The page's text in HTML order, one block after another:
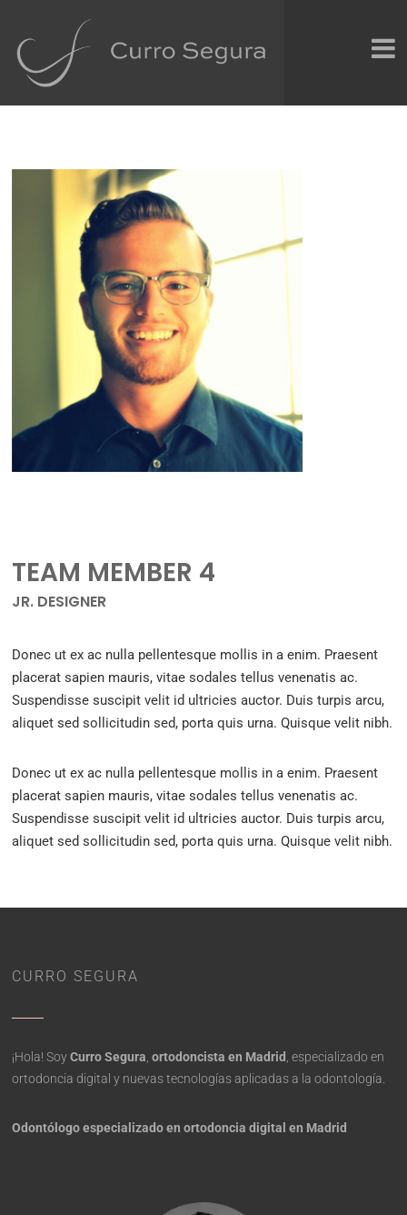
TEAM MEMBER 4
JR. DESIGNER
Donec ut ex ac nulla pellentesque mollis in a enim. Praesent
placerat sapien mauris, vitae sodales tellus venenatis ac.
Suspendisse suscipit velit id ultricies auctor. Duis turpis arcu,
aliquet sed sollicitudin sed, porta quis urna. Quisque velit nibh.
Donec ut ex ac nulla pellentesque mollis in a enim. Praesent
placerat sapien mauris, vitae sodales tellus venenatis ac.
Suspendisse suscipit velit id ultricies auctor. Duis turpis arcu,
aliquet sed sollicitudin sed, porta quis urna. Quisque velit nibh.
CURRO SEGURA
¡Hola! SoyCurro Segura ,ortodoncista en Madrid , especializado en
ortodoncia digital y nuevas tecnologías aplicadas a la odontología.
Odontólogo especializado en ortodoncia digital en Madrid